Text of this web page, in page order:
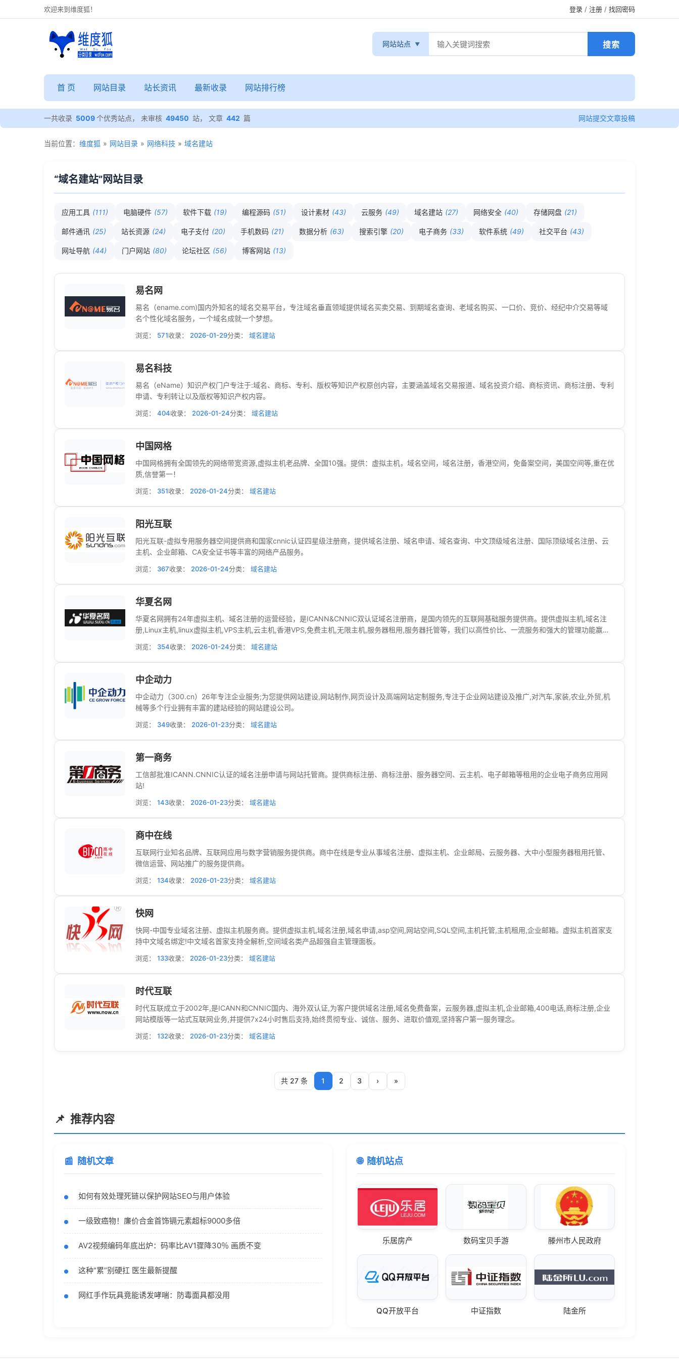
欢迎来到维度狐！ 登录 / 注册 / 找回密码
网站站点
首 页 网站目录 站长资讯 最新收录 网站排行榜
一共收录 5009个优秀站点， 未审核 49450 站， 文章 442 篇 网站提交文章投稿
当前位置： 维度狐 » 网站目录 » 网络科技 » 域名建站
“域名建站”网站目录
应用工具 (111) 电脑硬件 (57) 软件下载 (19) 编程源码 (51) 设计素材 (43) 云服务 (49) 域名建站 (27) 网络安全 (40) 存储网盘 (21)
邮件通讯 (25) 站长资源 (24) 电子支付 (20) 手机数码 (21) 数据分析 (63) 搜索引擎 (20) 电子商务 (33) 软件系统 (49) 社交平台 (43)
网址导航 (44) 门户网站 (80) 论坛社区 (56) 博客网站 (13)
易名网
易名（ename.com)国内外知名的域名交易平台，专注域名垂直领域提供域名买卖交易、到期域名查询、老域名购买、一口价、竞价、经纪中介交易等域
名个性化域名服务，一个域名成就一个梦想。
浏览： 571收录： 2026-01-29分类： 域名建站
易名科技
易名（eName）知识产权门户专注于:域名、商标、专利、版权等知识产权原创内容，主要涵盖域名交易报道、域名投资介绍、商标资讯、商标注册、专利
申请、专利转让以及版权等知识产权内容。
浏览： 404收录： 2026-01-24分类： 域名建站
中国网格
中国网格拥有全国领先的网络带宽资源,虚拟主机老品牌、全国10强。提供：虚拟主机，域名空间，域名注册，香港空间，免备案空间，美国空间等,重在优
质,信誉第一！
浏览： 351收录： 2026-01-24分类： 域名建站
阳光互联
阳光互联-虚拟专用服务器空间提供商和国家cnnic认证四星级注册商，提供域名注册、域名申请、域名查询、中文顶级域名注册、国际顶级域名注册、云
主机、企业邮箱、CA安全证书等丰富的网络产品服务。
浏览： 367收录： 2026-01-24分类： 域名建站
华夏名网
华夏名网拥有24年虚拟主机、域名注册的运营经验，是ICANN&CNNIC双认证域名注册商，是国内领先的互联网基础服务提供商。提供虚拟主机,域名注
册,Linux主机,linux虚拟主机,VPS主机,云主机,香港VPS,免费主机,无限主机,服务器租用,服务器托管等，我们以高性价比、一流服务和强大的管理功能赢得
浏览： 354收录： 2026-01-24分类： 域名建站
中企动力
中企动力（300.cn）26年专注企业服务;为您提供网站建设,网站制作,网页设计及高端网站定制服务,专注于企业网站建设及推广,对汽车,家装,农业,外贸,机
械等多个行业拥有丰富的建站经验的网站建设公司。
浏览： 349收录： 2026-01-23分类： 域名建站
第一商务
工信部批准ICANN.CNNIC认证的域名注册申请与网站托管商。提供商标注册、商标注册、服务器空间、云主机、电子邮箱等租用的企业电子商务应用网
站!
浏览： 143收录： 2026-01-23分类： 域名建站
商中在线
互联网行业知名品牌、互联网应用与数字营销服务提供商。商中在线是专业从事域名注册、虚拟主机、企业邮局、云服务器、大中小型服务器租用托管、
微信运营、网站推广的服务提供商。
浏览： 134收录： 2026-01-23分类： 域名建站
快网
快网-中国专业域名注册、虚拟主机服务商。提供虚拟主机,域名注册,域名申请,asp空间,网站空间,SQL空间,主机托管,主机租用,企业邮箱。虚拟主机首家支
持中文域名绑定!中文域名首家支持全解析,空间域名类产品超强自主管理面板。
浏览： 133收录： 2026-01-23分类： 域名建站
时代互联
时代互联成立于2002年,是ICANN和CNNIC国内、海外双认证,为客户提供域名注册,域名免费备案，云服务器,虚拟主机,企业邮箱,400电话,商标注册,企业
网站模版等一站式互联网业务,并提供7x24小时售后支持,始终贯彻专业、诚信、服务、进取价值观,坚持客户第一服务理念。
浏览： 132收录： 2026-01-23分类： 域名建站
共 27 条 1 2 3 › »
推荐内容
随机文章
如何有效处理死链以保护网站SEO与用户体验
一级致癌物！廉价合金首饰镉元素超标9000多倍
AV2视频编码年底出炉：码率比AV1骤降30％ 画质不变
这种“累”别硬扛 医生最新提醒
网红手作玩具竟能诱发哮喘：防毒面具都没用
随机站点
乐居房产 数码宝贝手游 滕州市人民政府
QQ开放平台 中证指数 陆金所